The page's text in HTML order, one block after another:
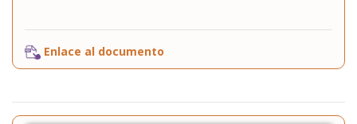
Enlace al documento